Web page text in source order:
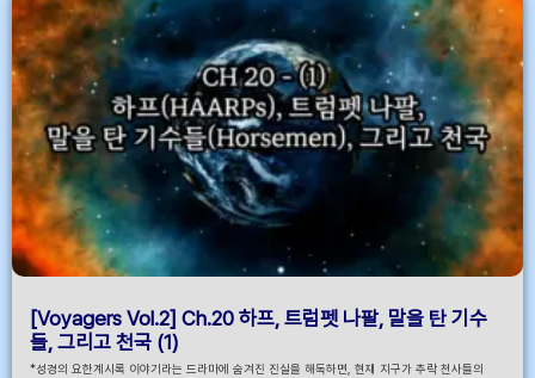
[Voyagers Vol.2] Ch.20 하프, 트럼펫 나팔, 말을 탄 기수
들, 그리고 천국 (1)
*성경의 요한계시록 이야기라는 드라마에 숨겨진 진실을 해독하면, 현재 지구가 추락 천사들의